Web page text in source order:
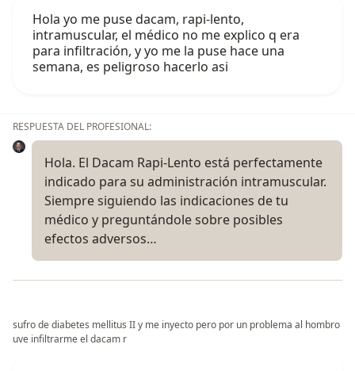
Hola yo me puse dacam, rapi-lento,
intramuscular, el médico no me explico q era
para infiltración, y yo me la puse hace una
semana, es peligroso hacerlo asi
RESPUESTA DEL PROFESIONAL:
Hola. El Dacam Rapi-Lento está perfectamente
indicado para su administración intramuscular.
Siempre siguiendo las indicaciones de tu
médico y preguntándole sobre posibles
efectos adversos…
sufro de diabetes mellitus II y me inyecto pero por un problema al hombro
uve infiltrarme el dacam r